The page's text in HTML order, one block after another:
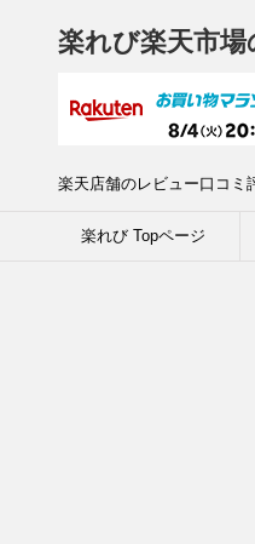
楽れび楽天市
楽天店舗のレビュー口コミ
楽れび Topページ